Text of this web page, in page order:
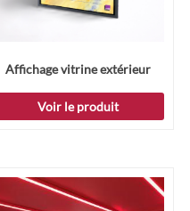
Affichage vitrine extérieur
Voir le produit